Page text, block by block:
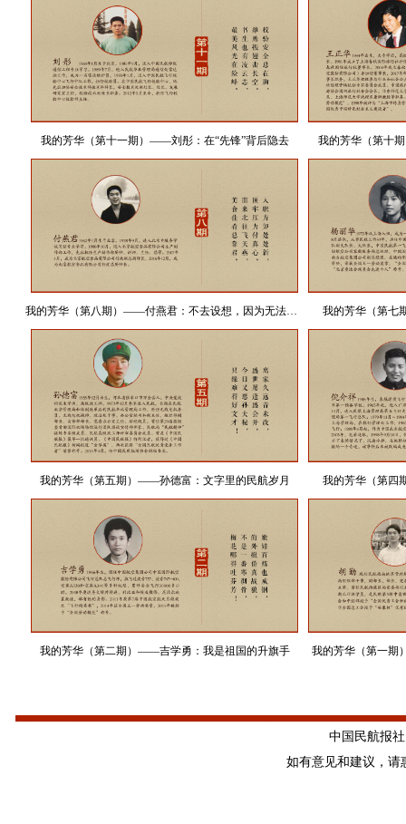
我的芳华（第十一期）——刘彤：在“先锋”背后隐去 我的芳华（第十
我的芳华（第八期）——付燕君：不去设想，因为无法想象 我的芳华（第七
我的芳华（第五期）——孙德富：文字里的民航岁月 我的芳华（第四
我的芳华（第二期）——吉学勇：我是祖国的升旗手 我的芳华（第一期
中国民航报
如有意见和建议，请